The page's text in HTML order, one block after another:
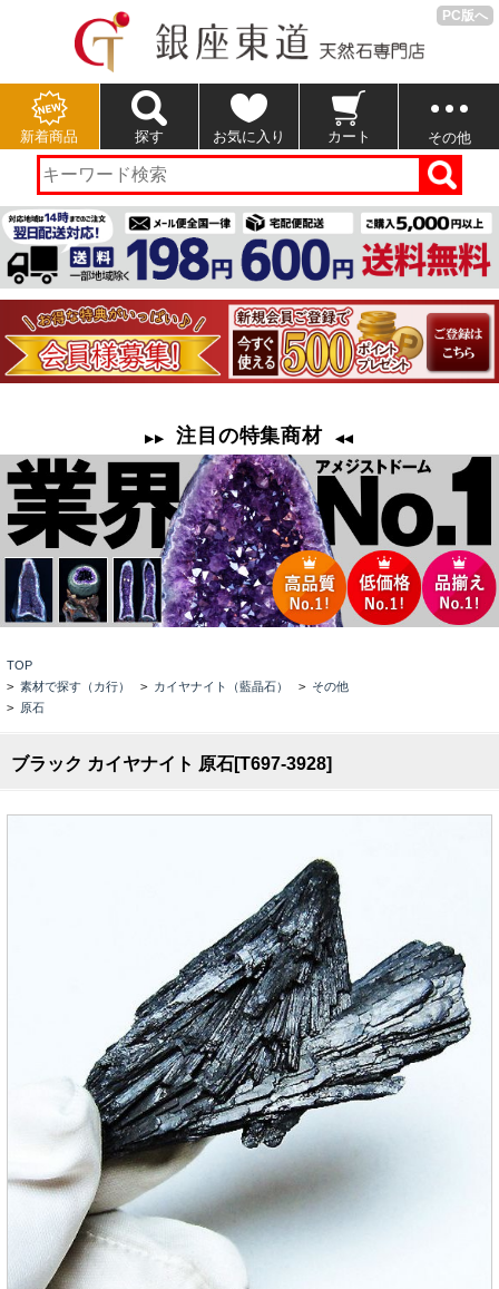
PC版へ
新着商品 探す お気に入り カート その他
TOP
> 素材で探す（カ行） > カイヤナイト（藍晶石） > その他
> 原石
ブラック カイヤナイト 原石[T697-3928]